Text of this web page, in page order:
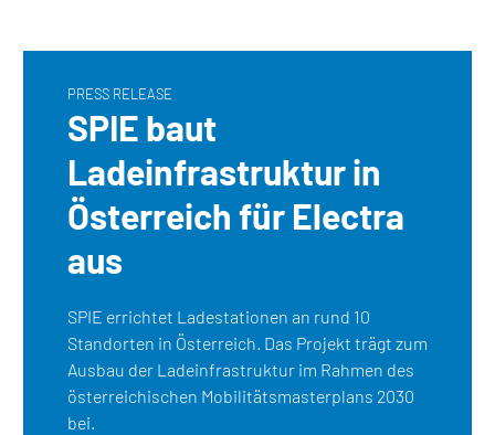
PRESS RELEASE
SPIE baut
Ladeinfrastruktur in
Österreich für Electra
aus
SPIE errichtet Ladestationen an rund 10
Standorten in Österreich. Das Projekt trägt zum
Ausbau der Ladeinfrastruktur im Rahmen des
österreichischen Mobilitätsmasterplans 2030
bei.